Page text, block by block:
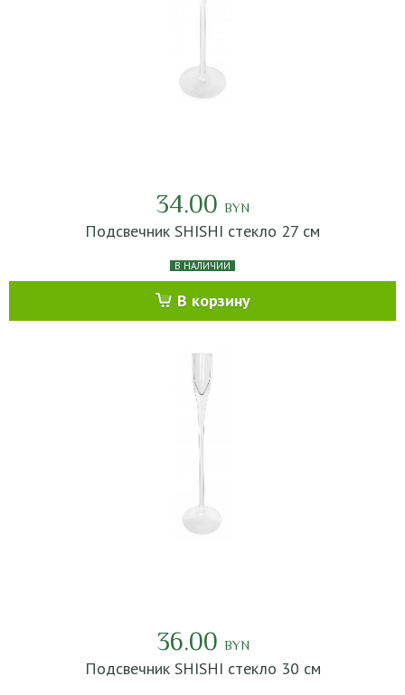
34.00 BYN
Подсвечник SHISHI стекло 27 см
В НАЛИЧИИ
В корзину
36.00 BYN
Подсвечник SHISHI стекло 30 см